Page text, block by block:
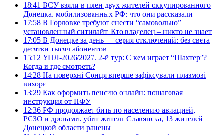
18:41 ВСУ взяли в плен двух жителей оккупированного
Донецка, мобилизованных РФ: что они рассказали
17:58 В Горловке требуют снести “самовольно”
установленный ситилайт. Кто владелец – никто не знает
17:05 В Донецке за день — серия отключений: без света
десятки тысяч абонентов
15:12 УПЛ-2026/2027. 2-й тур: С кем играет “Шахтер”?
Когда и где смотреть?
14:28 На поверхні Сонця вперше зафіксували плазмові
вихори
13:29 Как оформить пенсию онлайн: пошаговая
инструкция от ПФУ
12:36 РФ продолжает бить по населению авиацией,
РСЗО и дронами: убит житель Славянска, 13 жителей
Донецкой области ранены